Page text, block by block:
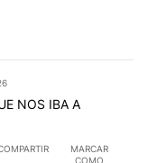
NOS IBA A
MARCAR
COMO